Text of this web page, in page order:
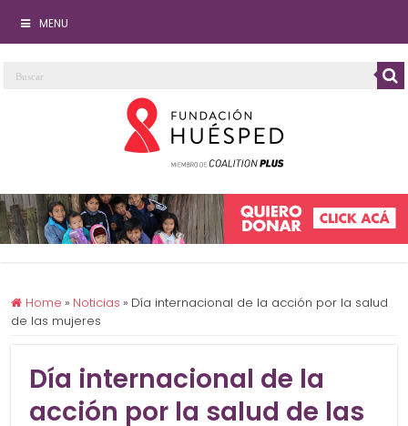
MENU
Home » Noticias » Día internacional de la acción por la salud
de las mujeres
Día internacional de la
acción por la salud de las